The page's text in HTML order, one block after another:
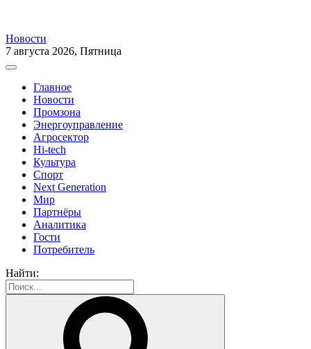
Новости
7 августа 2026, Пятница
Главное
Новости
Промзона
Энергоуправление
Агросектор
Hi-tech
Культура
Спорт
Next Generation
Мир
Партнёры
Аналитика
Гости
Потребитель
Найти: